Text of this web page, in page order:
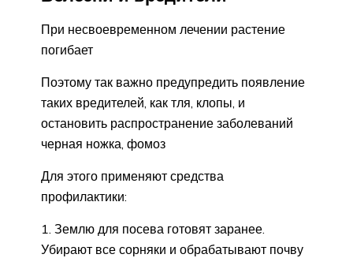
При несвоевременном лечении растение
погибает
Поэтому так важно предупредить появление
таких вредителей, как тля, клопы, и
остановить распространение заболеваний
черная ножка, фомоз
Для этого применяют средства
профилактики:
Землю для посева готовят заранее.
Убирают все сорняки и обрабатывают почву